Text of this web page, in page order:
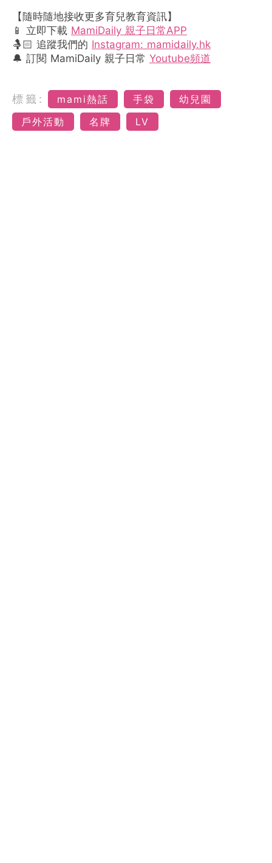
【隨時隨地接收更多育兒教育資訊】
📱 立即下載 MamiDaily 親子日常APP
🤱🏻 追蹤我們的 Instagram: mamidaily.hk
🔔 訂閱 MamiDaily 親子日常 Youtube頻道
標籤: mami熱話 手袋
幼兒園
戶外活動
名牌 LV